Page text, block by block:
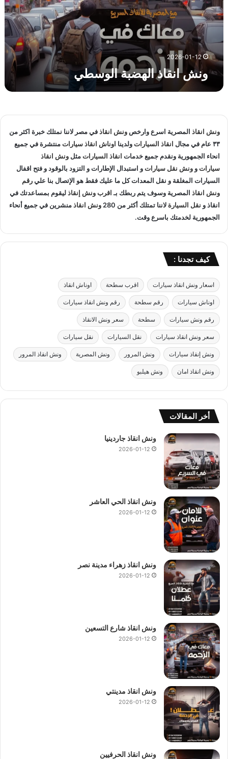
ا
ذ
ل
ض
ب
ة
و
ط
ي
2026-01-12
ونش انقاذ الهضبة الوسطي
ونش انقاذ المصرية اسرع وارخص ونش انقاذفي مصر لاننا نمتلك خبرة اكثر من
٣٣ عام في مجال
انقاذ السياراتولدينا اوناش انقاذ سياراتمنتشرة في جميع
انحاء الجمهورية ونقدم جميع خدمات انقاذ السياراتمثل ونش انقاذ
سياراتو ونش نقل سياراتو استبدال الإطارات و التزود بالوقود و فتح اقفال
السيارات المغلقة و نقل المعدات كل ما عليك فقط هو الإتصال بنا عليرقم
ونش انقاذ المصرية وسوف يتم ربطك بـ اقرب ونش إنقاذليقوم بمساعدتك في
انقاذ و نقل السيارة لاننا تمتلك أكثر من 280 ونش انقاذمنشرين في جميع أنحاء
الجمهورية لخدمتك باسرع وقت.
كيف تجدنا :
اسعار ونش انقاذ سيارات اقرب سطحة اوناش انقاذ
اوناش سيارات رقم سطحة رقم ونش انقاذ سيارات
رقم ونش سيارات سطحة سعر ونش الانقاذ
سعر ونش انقاذ سيارات نقل السيارات نقل سيارات
ونش إنقاذ سيارات ونش المرور ونش المصرية ونش انقاذ المرور
ونش انقاذ امان ونش هيلبو
أخر المقالات
ونش انقاذ جاردينيا
2026-01-12
ونش انقاذ الحي العاشر
2026-01-12
ونش انقاذ زهراء مدينة نصر
2026-01-12
ونش انقاذ شارع التسعين
2026-01-12
ونش انقاذ مدينتي
2026-01-12
ونش انقاذ الحرفيين